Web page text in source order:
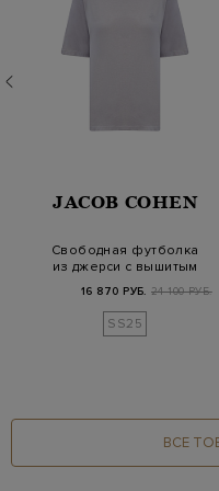
JACOB COHEN
Свободная футболка
из джерси с вышитым
логотипом в тон
16 870 РУБ. 24 100 РУБ.
SS25
ВСЕ